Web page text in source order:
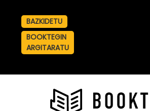
BAZKIDETU
BOOKTEGIN
ARGITARATU